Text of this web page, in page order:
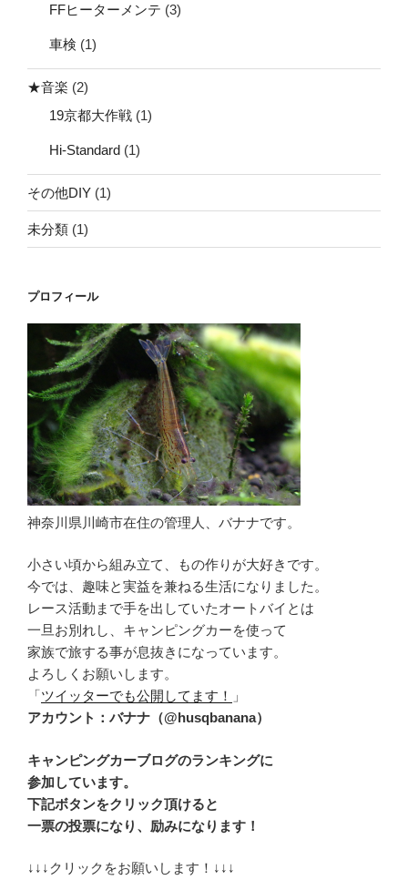
FFヒーターメンテ (3)
車検 (1)
★音楽 (2)
19京都大作戦 (1)
Hi-Standard (1)
その他DIY (1)
未分類 (1)
プロフィール
神奈川県川崎市在住の管理人、バナナです。
小さい頃から組み立て、もの作りが大好きです。
今では、趣味と実益を兼ねる生活になりました。
レース活動まで手を出していたオートバイとは
一旦お別れし、キャンピングカーを使って
家族で旅する事が息抜きになっています。
よろしくお願いします。
「ツイッターでも公開してます！
」
アカウント：バナナ（@husqbanana）
キャンピングカーブログのランキングに
参加しています。
下記ボタンをクリック頂けると
一票の投票になり、励みになります！
↓↓↓クリックをお願いします！↓↓↓